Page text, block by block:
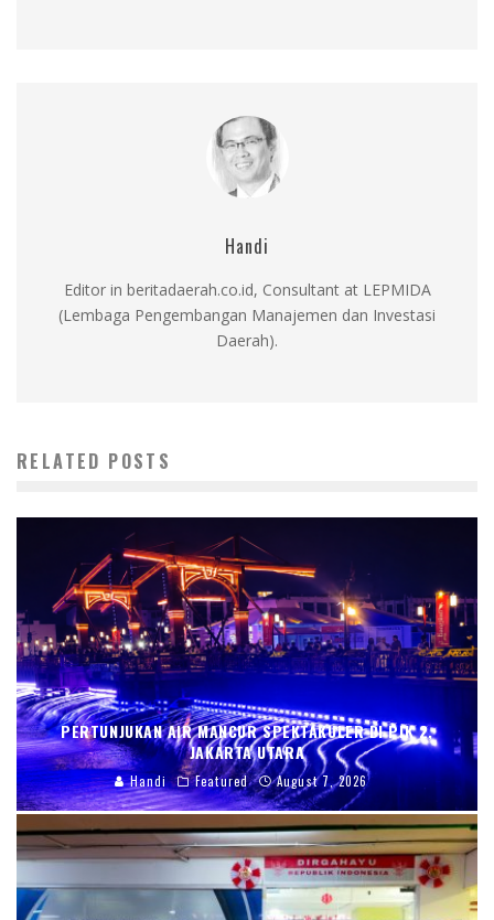
Handi
Editor in beritadaerah.co.id, Consultant at LEPMIDA
(Lembaga Pengembangan Manajemen dan Investasi
Daerah).
RELATED POSTS
PERTUNJUKAN AIR MANCUR SPEKTAKULER DI PIK 2,
JAKARTA UTARA
Handi Featured August 7, 2026